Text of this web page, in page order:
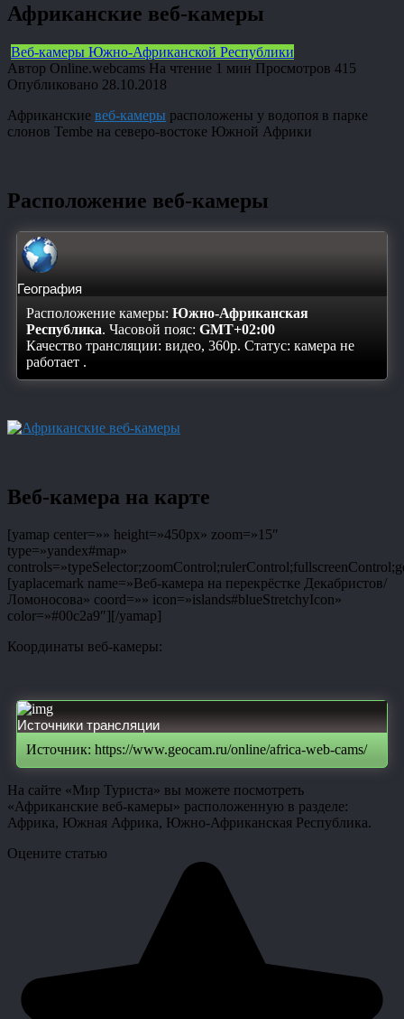
Африканские веб-камеры
Веб-камеры Южно-Африканской Республики
Автор Online.webcams На чтение 1 мин Просмотров 415
Опубликовано 28.10.2018
Африканские веб-камеры расположены у водопоя в парке
слонов Tembe на северо-востоке Южной Африки
Расположение веб-камеры
География
Расположение камеры: Южно-Африканская
Республика. Часовой пояс: GMT+02:00
Качество трансляции: видео, 360p. Статус: камера не
работает .
Веб-камера на карте
[yamap center=»» height=»450px» zoom=»15″
type=»yandex#map»
[yaplacemark name=»Веб-камера на перекрёстке Декабристов/
Ломоносова» coord=»» icon=»islands#blueStretchyIcon»
color=»#00c2a9″][/yamap]
Координаты веб-камеры:
Источники трансляции
Источник: https://www.geocam.ru/online/africa-web-cams/
На сайте «Мир Туриста» вы можете посмотреть
«Африканские веб-камеры» расположенную в разделе:
Африка, Южная Африка, Южно-Африканская Республика.
Оцените статью